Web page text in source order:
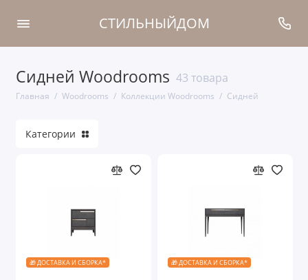
СТИЛЬНЫЙДОМ
Сидней Woodrooms 43 товара
Главная Woodrooms Коллекции Woodrooms Сидней
Коллекции Woodrooms
Тумбы прикроватные
Шкафы
Мягкая мебель
Категории
🎁 ДОСТАВКА И СБОРКА* 🎁 ДОСТАВКА И СБОРКА*